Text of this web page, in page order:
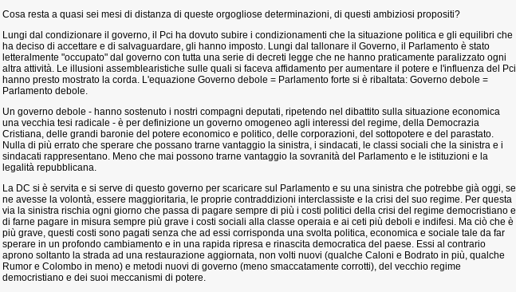
Cosa resta a quasi sei mesi di distanza di queste orgogliose determinazioni, di questi ambiziosi propositi?
Lungi dal condizionare il governo, il Pci ha dovuto subire i condizionamenti che la situazione politica e gli equilibri che
ha deciso di accettare e di salvaguardare, gli hanno imposto. Lungi dal tallonare il Governo, il Parlamento è stato
letteralmente "occupato" dal governo con tutta una serie di decreti legge che ne hanno praticamente paralizzato ogni
altra attività. Le illusioni assemblearistiche sulle quali si faceva affidamento per aumentare il potere e l'influenza del Pci
hanno presto mostrato la corda. L'equazione Governo debole = Parlamento forte si è ribaltata: Governo debole =
Parlamento debole.
Un governo debole - hanno sostenuto i nostri compagni deputati, ripetendo nel dibattito sulla situazione economica
una vecchia tesi radicale - è per definizione un governo omogeneo agli interessi del regime, della Democrazia
Cristiana, delle grandi baronie del potere economico e politico, delle corporazioni, del sottopotere e del parastato.
Nulla di più errato che sperare che possano trarne vantaggio la sinistra, i sindacati, le classi sociali che la sinistra e i
sindacati rappresentano. Meno che mai possono trarne vantaggio la sovranità del Parlamento e le istituzioni e la
legalità repubblicana.
La DC si è servita e si serve di questo governo per scaricare sul Parlamento e su una sinistra che potrebbe già oggi, se
ne avesse la volontà, essere maggioritaria, le proprie contraddizioni interclassiste e la crisi del suo regime. Per questa
via la sinistra rischia ogni giorno che passa di pagare sempre di più i costi politici della crisi del regime democristiano e
di farne pagare in misura sempre più grave i costi sociali alla classe operaia e ai ceti più deboli e indifesi. Ma ciò che è
più grave, questi costi sono pagati senza che ad essi corrisponda una svolta politica, economica e sociale tale da far
sperare in un profondo cambiamento e in una rapida ripresa e rinascita democratica del paese. Essi al contrario
aprono soltanto la strada ad una restaurazione aggiornata, non volti nuovi (qualche Caloni e Bodrato in più, qualche
Rumor e Colombo in meno) e metodi nuovi di governo (meno smaccatamente corrotti), del vecchio regime
democristiano e dei suoi meccanismi di potere.